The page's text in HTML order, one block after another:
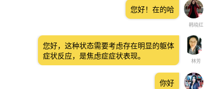
韩晓红
您好！在的哈
林芳
您好，这种状态需要考虑存在明显的躯体
症状反应，是焦虑症症状表现。
你好